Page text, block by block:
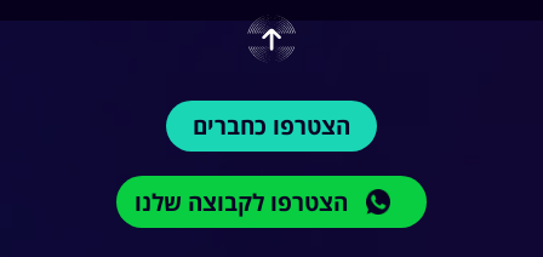
הצטרפו כחברים
הצטרפו לקבוצה שלנו